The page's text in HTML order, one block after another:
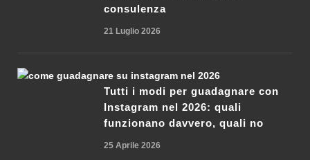
consulenza
21 Luglio 2026
Tutti i modi per guadagnare con
Instagram nel 2026: quali
funzionano davvero, quali no
25 Aprile 2026